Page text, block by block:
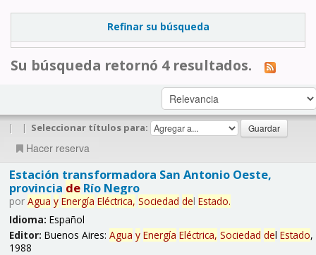
Refinar su búsqueda
Su búsqueda retornó 4 resultados.
| | Seleccionar títulos para:
Hacer reserva
Estación transformadora San Antonio Oeste,
provincia deRío Negro
por Agua y Energía Eléctrica, Sociedad del Estado.
Idioma: Español
Editor: Buenos Aires: Agua y Energía Eléctrica, Sociedad del Estado,
1988